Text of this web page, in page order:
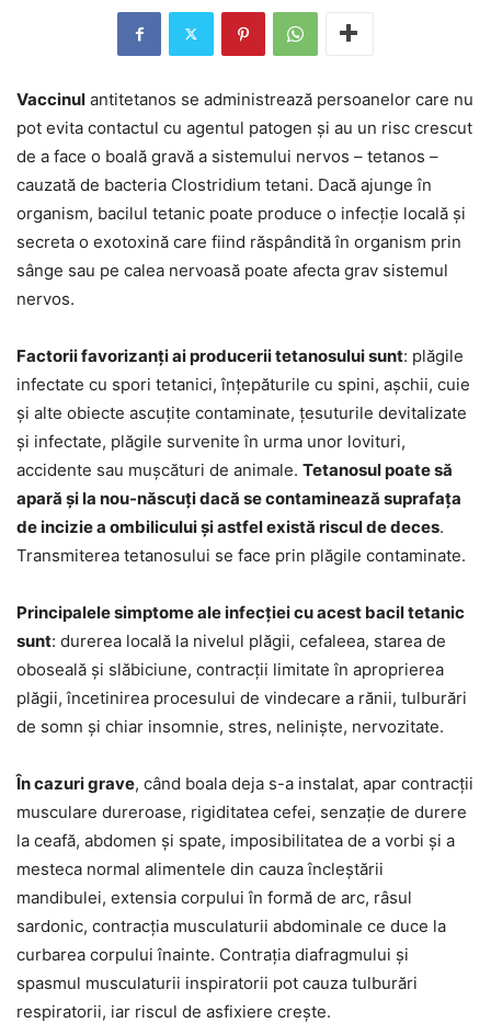
Vaccinul antitetanos se administrează persoanelor care nu
pot evita contactul cu agentul patogen și au un risc crescut
de a face o boală gravă a sistemului nervos – tetanos –
cauzată de bacteria Clostridium tetani. Dacă ajunge în
organism, bacilul tetanic poate produce o infecție locală și
secreta o exotoxină care fiind răspândită în organism prin
sânge sau pe calea nervoasă poate afecta grav sistemul
nervos.
Factorii favorizanți ai producerii tetanosului sunt: plăgile
infectate cu spori tetanici, înțepăturile cu spini, așchii, cuie
și alte obiecte ascuțite contaminate, țesuturile devitalizate
și infectate, plăgile survenite în urma unor lovituri,
accidente sau mușcături de animale. Tetanosul poate să
apară și la nou-născuți dacă se contaminează suprafața
de incizie a ombilicului și astfel există riscul de deces.
Transmiterea tetanosului se face prin plăgile contaminate.
Principalele simptome ale infecției cu acest bacil tetanic
sunt: durerea locală la nivelul plăgii, cefaleea, starea de
oboseală și slăbiciune, contracții limitate în aproprierea
plăgii, încetinirea procesului de vindecare a rănii, tulburări
de somn și chiar insomnie, stres, neliniște, nervozitate.
În cazuri grave, când boala deja s-a instalat, apar contracții
musculare dureroase, rigiditatea cefei, senzație de durere
la ceafă, abdomen și spate, imposibilitatea de a vorbi și a
mesteca normal alimentele din cauza încleștării
mandibulei, extensia corpului în formă de arc, râsul
sardonic, contracția musculaturii abdominale ce duce la
curbarea corpului înainte. Contrația diafragmului și
spasmul musculaturii inspiratorii pot cauza tulburări
respiratorii, iar riscul de asfixiere crește.